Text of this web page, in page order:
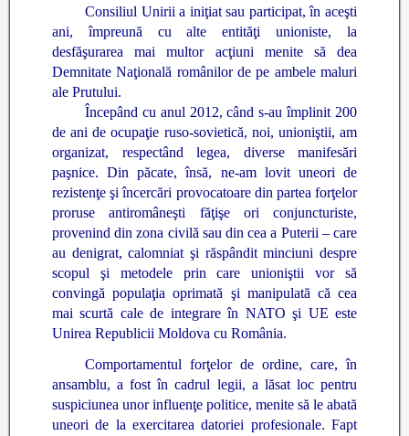
Consiliul Unirii a iniţiat sau participat, în aceşti
ani, împreună cu alte entităţi unioniste, la
desfăşurarea mai multor acţiuni menite să dea
Demnitate Naţională românilor de pe ambele maluri
ale Prutului.
Începând cu anul 2012, când s-au împlinit 200
de ani de ocupaţie ruso-sovietică, noi, unioniştii, am
organizat, respectând legea, diverse manifesări
paşnice. Din păcate, însă, ne-am lovit uneori de
rezistenţe şi încercări provocatoare din partea forţelor
proruse antiromâneşti făţişe ori conjuncturiste,
provenind din zona civilă sau din cea a Puterii – care
au denigrat, calomniat şi răspândit minciuni despre
scopul şi metodele prin care unioniştii vor să
convingă populaţia oprimată şi manipulată că cea
mai scurtă cale de integrare în NATO şi UE este
Unirea Republicii Moldova cu România.
Comportamentul forţelor de ordine, care, în
ansamblu, a fost în cadrul legii, a lăsat loc pentru
suspiciunea unor influenţe politice, menite să le abată
uneori de la exercitarea datoriei profesionale. Fapt